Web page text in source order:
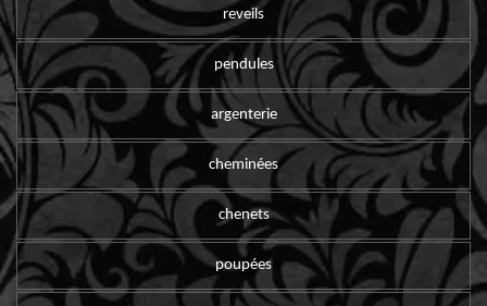
reveils
pendules
argenterie
cheminées
chenets
poupées